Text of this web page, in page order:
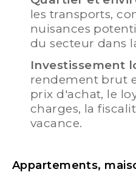
les transports,
nuisances
du secteur dans
Investissement
rendement brut
prix d'achat, le
charges, la
vacance.
Appartements,